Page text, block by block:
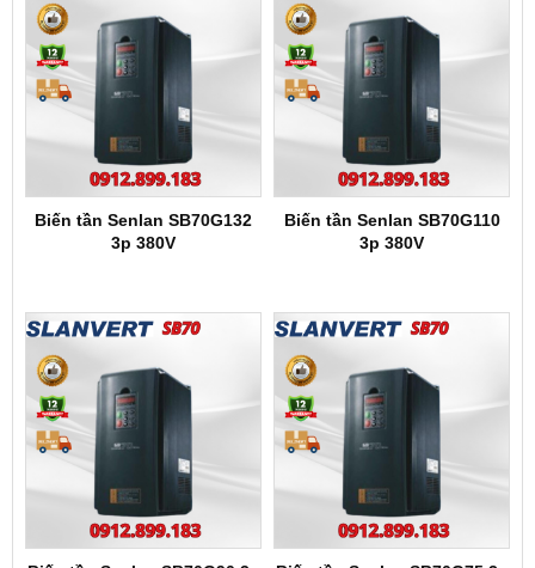
Biến tần Senlan SB70G132
3p 380V
Biến tần Senlan SB70G110
3p 380V